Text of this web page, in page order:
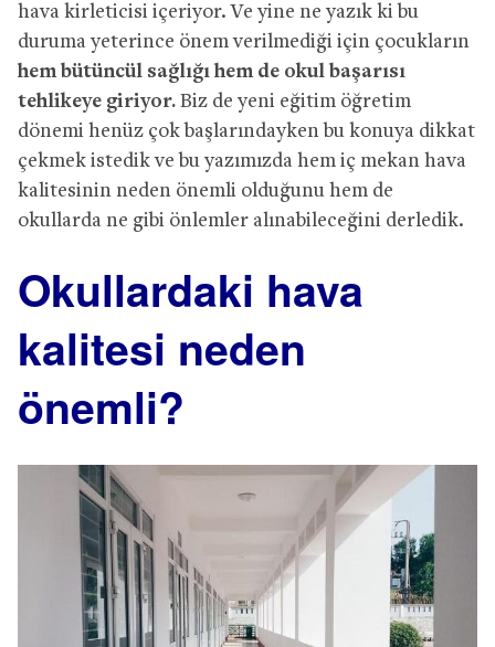
hava kirleticisi içeriyor. Ve yine ne yazık ki bu
duruma yeterince önem verilmediği için çocukların
hem bütüncül sağlığı hem de okul başarısı
tehlikeye giriyor. Biz de yeni eğitim öğretim
dönemi henüz çok başlarındayken bu konuya dikkat
çekmek istedik ve bu yazımızda hem iç mekan hava
kalitesinin neden önemli olduğunu hem de
okullarda ne gibi önlemler alınabileceğini derledik.
Okullardaki hava
kalitesi neden
önemli?